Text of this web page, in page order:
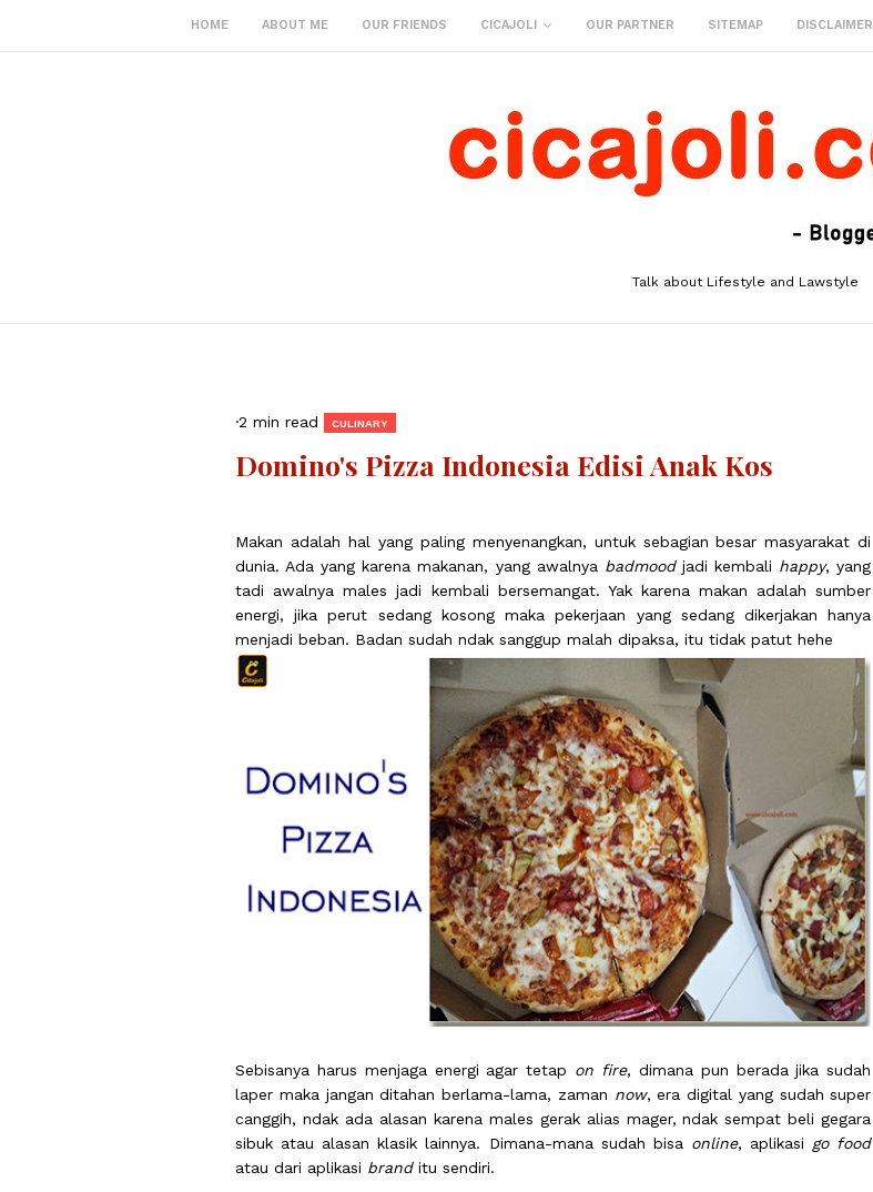
HOME ABOUT ME OUR FRIENDS CICAJOLI OUR PARTNER SITEMAP DISCLAIMER
Talk about Lifestyle and Lawstyle
·2 min read CULINARY
Domino's Pizza Indonesia Edisi Anak Kos
Makan adalah hal yang paling menyenangkan, untuk sebagian besar masyarakat di
dunia. Ada yang karena makanan, yang awalnya badmood jadi kembali happy, yang
tadi awalnya males jadi kembali bersemangat. Yak karena makan adalah sumber
energi, jika perut sedang kosong maka pekerjaan yang sedang dikerjakan hanya
menjadi beban. Badan sudah ndak sanggup malah dipaksa, itu tidak patut hehe
Sebisanya harus menjaga energi agar tetap on fire, dimana pun berada jika sudah
laper maka jangan ditahan berlama-lama, zaman now, era digital yang sudah super
canggih, ndak ada alasan karena males gerak alias mager, ndak sempat beli gegara
sibuk atau alasan klasik lainnya. Dimana-mana sudah bisa online, aplikasi go food
atau dari aplikasi brand itu sendiri.